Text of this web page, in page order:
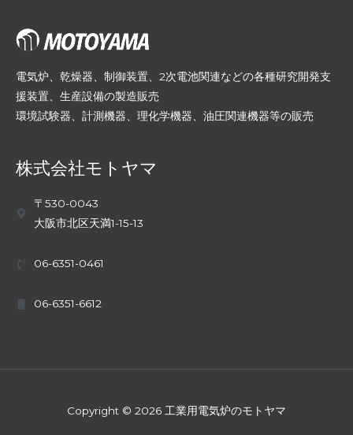
電気炉、乾燥器、制御装置、2次電池関連などの各種研究開発支
援装置、生産設備の製造販売
環境試験器、計測機器、理化学機器、油圧関連機器等の販売
株式会社モトヤマ
〒530-0043
大阪市北区天満1-15-13
06-6351-0461
06-6351-6612
Copyright © 2026 工業用電気炉のモトヤマ